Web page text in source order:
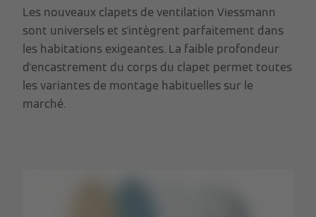
Les nouveaux clapets de ventilation Viessmann
sont universels et s'intègrent parfaitement dans
les habitations exigeantes. La faible profondeur
d'encastrement du corps du clapet permet toutes
les variantes de montage habituelles sur le
marché.